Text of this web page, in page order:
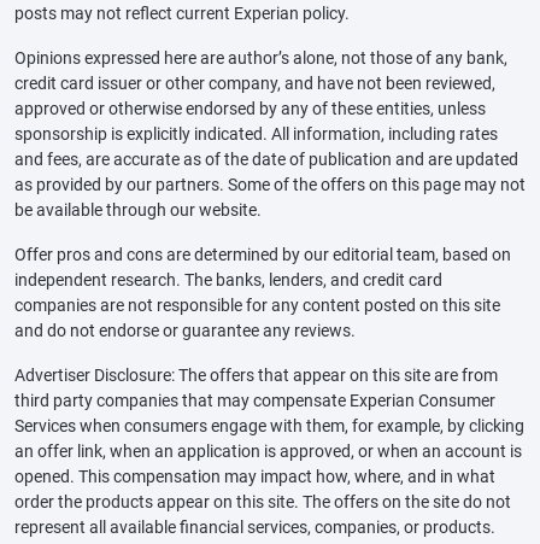
posts may not reflect current Experian policy.
Opinions expressed here are author’s alone, not those of any bank,
credit card issuer or other company, and have not been reviewed,
approved or otherwise endorsed by any of these entities, unless
sponsorship is explicitly indicated. All information, including rates
and fees, are accurate as of the date of publication and are updated
as provided by our partners. Some of the offers on this page may not
be available through our website.
Offer pros and cons are determined by our editorial team, based on
independent research. The banks, lenders, and credit card
companies are not responsible for any content posted on this site
and do not endorse or guarantee any reviews.
Advertiser Disclosure: The offers that appear on this site are from
third party companies that may compensate Experian Consumer
Services when consumers engage with them, for example, by clicking
an offer link, when an application is approved, or when an account is
opened. This compensation may impact how, where, and in what
order the products appear on this site. The offers on the site do not
represent all available financial services, companies, or products.